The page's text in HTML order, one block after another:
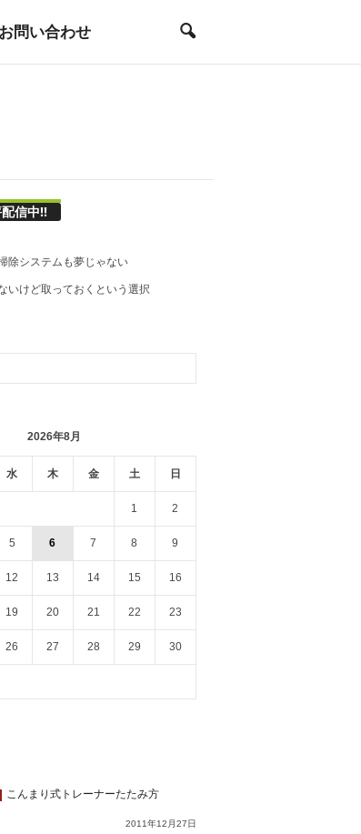
お問い合わせ
信中!!
除システムも夢じゃない
いけど取っておくという選択
2026年8月
水 木 金 土 日
1 2
5 6 7 8 9
12 13 14 15 16
19 20 21 22 23
26 27 28 29 30
こんまり式トレーナーたたみ方
2011年12月27日